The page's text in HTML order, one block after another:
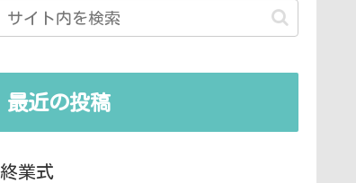
最近の投稿
終業式